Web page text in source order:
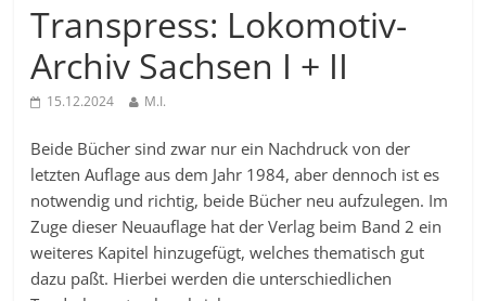
Transpress: Lokomotiv-
Archiv Sachsen I + II
15.12.2024 M.I.
Beide Bücher sind zwar nur ein Nachdruck von der
letzten Auflage aus dem Jahr 1984, aber dennoch ist es
notwendig und richtig, beide Bücher neu aufzulegen. Im
Zuge dieser Neuauflage hat der Verlag beim Band 2 ein
weiteres Kapitel hinzugefügt, welches thematisch gut
dazu paßt. Hierbei werden die unterschiedlichen